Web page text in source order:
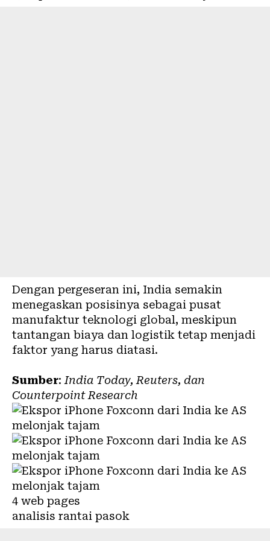
Dengan pergeseran ini, India semakin
menegaskan posisinya sebagai pusat
manufaktur teknologi global, meskipun
tantangan biaya dan logistik tetap menjadi
faktor yang harus diatasi.
Sumber: India Today, Reuters, dan
Counterpoint Research
4 web pages
analisis rantai pasok